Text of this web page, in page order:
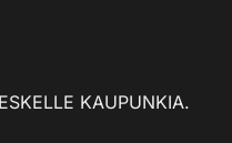
KAUPUNKIA.